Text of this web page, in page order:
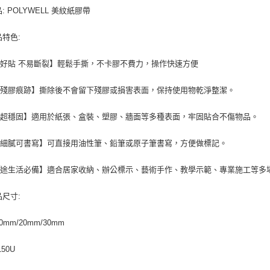
POLYWELL 美紋紙膠帶
色:
貼 不易斷裂】輕鬆手撕，不卡膠不費力，操作快速方便
膠痕跡】撕除後不會留下殘膠或損害表面，保持使用物乾淨整潔。
穩固】適用於紙張、盒裝、塑膠、牆面等多種表面，牢固貼合不傷物品。
膩可書寫】可直接用油性筆、鉛筆或原子筆書寫，方便做標記。
生活必備】適合居家收納、辦公標示、藝術手作、教學示範、專業施工等多
寸:
20mm/30mm